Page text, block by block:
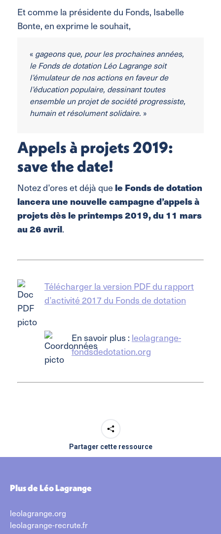
Et comme la présidente du Fonds, Isabelle
Bonte, en exprime le souhait,
« gageons que, pour les prochaines années,
le Fonds de dotation Léo Lagrange soit
l’émulateur de nos actions en faveur de
l’éducation populaire, dessinant toutes
ensemble un projet de société progressiste,
humain et résolument solidaire. »
Appels à projets 2019:
save the date!
Notez d’ores et déjà quele Fonds de dotation
lancera une nouvelle campagne d’appels à
projets dès le printemps 2019, du 11 mars
au 26 avril.
Télécharger la version PDF du rapport
d’activité 2017 du Fonds de dotation
En savoir plus : leolagrange-
fondsdedotation.org
Partager cette ressource
Plus de Léo Lagrange
leolagrange.org
leolagrange-recrute.fr